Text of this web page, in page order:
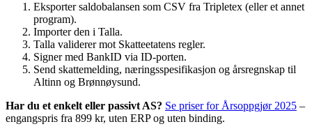
Eksporter saldobalansen som CSV fra Tripletex (eller et annet
program).
Importer den i Talla.
Talla validerer mot Skatteetatens regler.
Signer med BankID via ID-porten.
Send skattemelding, næringsspesifikasjon og årsregnskap til
Altinn og Brønnøysund.
Har du et enkelt eller passivt AS? Se priser for Årsoppgjør 2025 –
engangspris fra 899 kr, uten ERP og uten binding.